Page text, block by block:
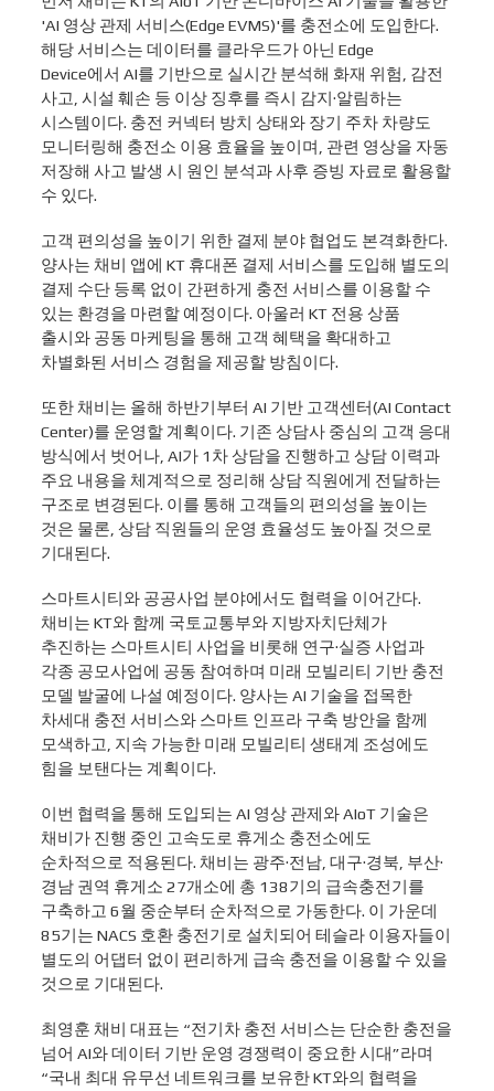
'AI 영상 관제 서비스(Edge EVMS)'를 충전소에 도입한다.
해당 서비스는 데이터를 클라우드가 아닌 Edge
Device에서 AI를 기반으로 실시간 분석해 화재 위험, 감전
사고, 시설 훼손 등 이상 징후를 즉시 감지·알림하는
시스템이다. 충전 커넥터 방치 상태와 장기 주차 차량도
모니터링해 충전소 이용 효율을 높이며, 관련 영상을 자동
저장해 사고 발생 시 원인 분석과 사후 증빙 자료로 활용할
수 있다.
고객 편의성을 높이기 위한 결제 분야 협업도 본격화한다.
양사는 채비 앱에 KT 휴대폰 결제 서비스를 도입해 별도의
결제 수단 등록 없이 간편하게 충전 서비스를 이용할 수
있는 환경을 마련할 예정이다. 아울러 KT 전용 상품
출시와 공동 마케팅을 통해 고객 혜택을 확대하고
차별화된 서비스 경험을 제공할 방침이다.
또한 채비는 올해 하반기부터 AI 기반 고객센터(AI Contact
Center)를 운영할 계획이다. 기존 상담사 중심의 고객 응대
방식에서 벗어나, AI가 1차 상담을 진행하고 상담 이력과
주요 내용을 체계적으로 정리해 상담 직원에게 전달하는
구조로 변경된다. 이를 통해 고객들의 편의성을 높이는
것은 물론, 상담 직원들의 운영 효율성도 높아질 것으로
기대된다.
스마트시티와 공공사업 분야에서도 협력을 이어간다.
채비는 KT와 함께 국토교통부와 지방자치단체가
추진하는 스마트시티 사업을 비롯해 연구·실증 사업과
각종 공모사업에 공동 참여하며 미래 모빌리티 기반 충전
모델 발굴에 나설 예정이다. 양사는 AI 기술을 접목한
차세대 충전 서비스와 스마트 인프라 구축 방안을 함께
모색하고, 지속 가능한 미래 모빌리티 생태계 조성에도
힘을 보탠다는 계획이다.
이번 협력을 통해 도입되는 AI 영상 관제와 AIoT 기술은
채비가 진행 중인 고속도로 휴게소 충전소에도
순차적으로 적용된다. 채비는 광주·전남, 대구·경북, 부산·
경남 권역 휴게소 27개소에 총 138기의 급속충전기를
구축하고 6월 중순부터 순차적으로 가동한다. 이 가운데
85기는 NACS 호환 충전기로 설치되어 테슬라 이용자들이
별도의 어댑터 없이 편리하게 급속 충전을 이용할 수 있을
것으로 기대된다.
최영훈 채비 대표는 “전기차 충전 서비스는 단순한 충전을
넘어 AI와 데이터 기반 운영 경쟁력이 중요한 시대”라며
“국내 최대 유무선 네트워크를 보유한 KT와의 협력을